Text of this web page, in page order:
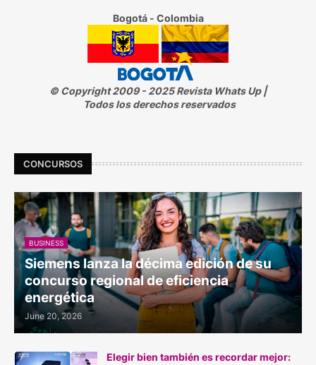
Bogotá - Colombia
© Copyright 2009 - 2025 Revista Whats Up |
Todos los derechos reservados
CONCURSOS
BUSINESS
Siemens lanza la décima edición de su
concurso regional de eficiencia
energética
June 20, 2026
Elegir bien también es recordar mejor: